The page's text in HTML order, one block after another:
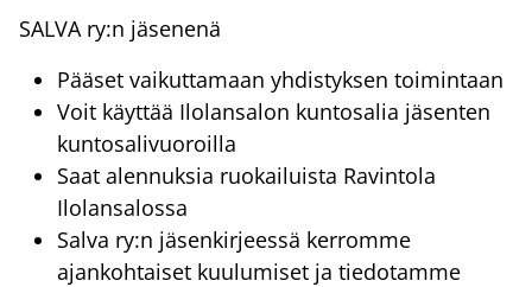
SALVA ry:n jäsenenä
Pääset vaikuttamaan yhdistyksen toimintaan
Voit käyttää Ilolansalon kuntosalia jäsenten
kuntosalivuoroilla
Saat alennuksia ruokailuista Ravintola
Ilolansalossa
Salva ry:n jäsenkirjeessä kerromme
ajankohtaiset kuulumiset ja tiedotamme